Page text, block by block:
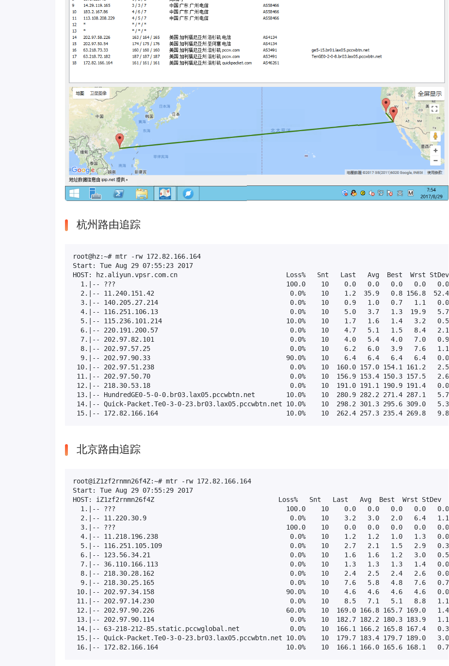
杭州路由追踪
root@hz:~# mtr -rw 172.82.166.164
Start: Tue Aug 29 07:55:23 2017
HOST: hz.aliyun.vpsr.com.cn                            Loss%   Snt   Last   Avg  Best  Wrst StDev
  1.|-- ???                                            100.0    10    0.0   0.0   0.0   0.0   0.0
  2.|-- 11.240.151.42                                   0.0%    10    1.2  35.9   0.8 156.8  52.4
  3.|-- 140.205.27.214                                  0.0%    10    0.9   1.0   0.7   1.1   0.0
  4.|-- 116.251.106.13                                  0.0%    10    5.0   3.7   1.3  19.9   5.7
  5.|-- 115.236.101.214                                10.0%    10    1.7   1.6   1.4   3.2   0.5
  6.|-- 220.191.200.57                                  0.0%    10    4.7   5.1   1.5   8.4   2.1
  7.|-- 202.97.82.101                                   0.0%    10    4.0   5.4   4.0   7.0   0.9
  8.|-- 202.97.57.25                                    0.0%    10    6.2   6.0   3.9   7.6   1.1
  9.|-- 202.97.90.33                                   90.0%    10    6.4   6.4   6.4   6.4   0.0
10.|-- 202.97.51.238                                   0.0%    10  160.0 157.0 154.1 161.2   2.5
11.|-- 202.97.50.70                                    0.0%    10  156.9 153.4 150.3 157.5   2.6
12.|-- 218.30.53.18                                    0.0%    10  191.0 191.1 190.9 191.4   0.0
13.|-- HundredGE0-5-0-0.br03.lax05.pccwbtn.net        10.0%    10  280.9 282.2 271.4 287.1   5.7
14.|-- Quick-Packet.Te0-3-0-23.br03.lax05.pccwbtn.net 10.0%    10  298.2 301.3 295.6 309.0   5.3
15.|-- 172.82.166.164                                 10.0%    10  262.4 257.3 235.4 269.8   9.8
北京路由追踪
root@iZ1zf2rnmn26f4Z:~# mtr -rw 172.82.166.164
Start: Tue Aug 29 07:55:29 2017
HOST: iZ1zf2rnmn26f4Z                                Loss%   Snt   Last   Avg  Best  Wrst StDev
  1.|-- ???                                            100.0    10    0.0   0.0   0.0   0.0   0.0
  2.|-- 11.220.30.9                                     0.0%    10    3.2   3.0   2.0   6.4   1.1
  3.|-- ???                                            100.0    10    0.0   0.0   0.0   0.0   0.0
  4.|-- 11.218.196.238                                  0.0%    10    1.2   1.2   1.0   1.3   0.0
  5.|-- 116.251.105.109                                 0.0%    10    2.7   2.1   1.5   2.9   0.3
  6.|-- 123.56.34.21                                    0.0%    10    1.6   1.6   1.2   3.0   0.5
  7.|-- 36.110.166.113                                  0.0%    10    1.3   1.3   1.3   1.4   0.0
  8.|-- 218.30.28.162                                   0.0%    10    2.4   2.5   2.4   2.6   0.0
  9.|-- 218.30.25.165                                   0.0%    10    7.6   5.8   4.8   7.6   0.7
10.|-- 202.97.34.158                                  90.0%    10    4.6   4.6   4.6   4.6   0.0
11.|-- 202.97.14.230                                   0.0%    10    8.5   7.1   5.1   8.8   1.1
12.|-- 202.97.90.226                                  60.0%    10  169.0 166.8 165.7 169.0   1.4
13.|-- 202.97.90.114                                   0.0%    10  182.7 182.2 180.3 183.9   1.1
14.|-- 63-218-212-85.static.pccwglobal.net             0.0%    10  166.1 166.2 165.8 167.4   0.3
15.|-- Quick-Packet.Te0-3-0-23.br03.lax05.pccwbtn.net 10.0%    10  179.7 183.4 179.7 189.0   3.0
16.|-- 172.82.166.164                                 10.0%    10  166.1 166.0 165.6 168.1   0.7